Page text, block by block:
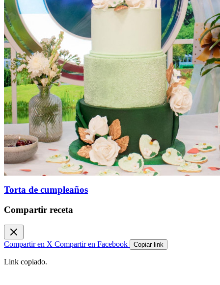
Torta de cumpleaños
Compartir receta
Compartir en X Compartir en Facebook Copiar link
Link copiado.